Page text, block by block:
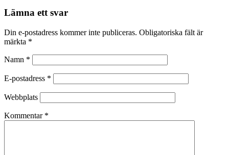
Lämna ett svar
Din e-postadress kommer inte publiceras. Obligatoriska fält är
märkta *
Namn *
E-postadress *
Webbplats
Kommentar *